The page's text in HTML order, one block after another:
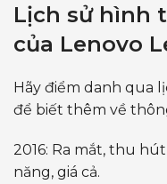
Lịch sử hình
của Lenovo
Hãy điểm danh qua
để biết thêm về
2016: Ra mắt, thu
năng, giá cả.